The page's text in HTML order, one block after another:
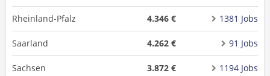
Rheinland-Pfalz 4.346 € 1381 Jobs
Saarland 4.262 € 91 Jobs
Sachsen 3.872 € 1194 Jobs